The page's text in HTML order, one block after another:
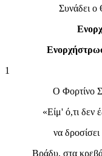
Συνάδει ο
1
Ο Φορτίνο
«Είμ' ό,τι δεν
να
Βράδυ, στα